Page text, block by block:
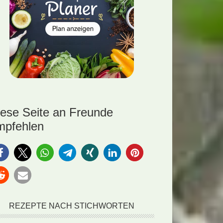
Seite an Freunde
REZEPTE NACH STICHWORTEN